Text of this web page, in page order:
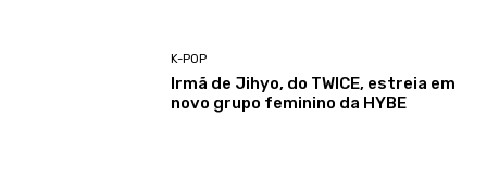
K-POP
Irmã de Jihyo, do TWICE, estreia em
novo grupo feminino da HYBE